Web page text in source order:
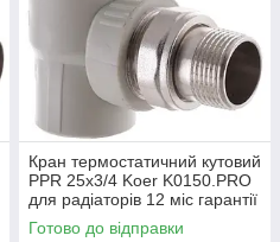
Кран термостатичний кутовий
PPR 25x3/4 Koer K0150.PRO
для радіаторів 12 міс гарантії
(KP0190)
Готово до відправки